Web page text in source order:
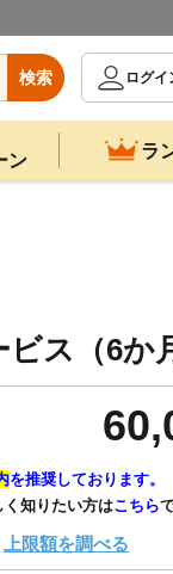
検索
ログ
ン ラ
ス（6か
を推奨しております。
知りたい方はこちら
上限額を調べる